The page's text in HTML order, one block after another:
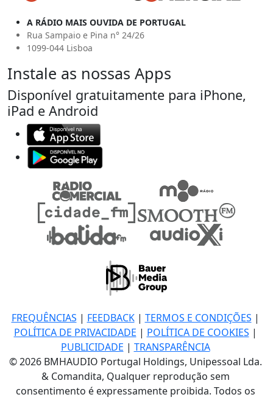
A RÁDIO MAIS OUVIDA DE PORTUGAL
Rua Sampaio e Pina n° 24/26
1099-044 Lisboa
Instale as nossas Apps
Disponível gratuitamente para iPhone,
iPad e Android
FREQUÊNCIAS | FEEDBACK| TERMOS E CONDIÇÕES |
POLÍTICA DE PRIVACIDADE | POLÍTICA DE COOKIES |
PUBLICIDADE | TRANSPARÊNCIA
© 2026 BMHAUDIO Portugal Holdings, Unipessoal Lda.
& Comandita, Qualquer reprodução sem
consentimento é expressamente proibida. Todos os